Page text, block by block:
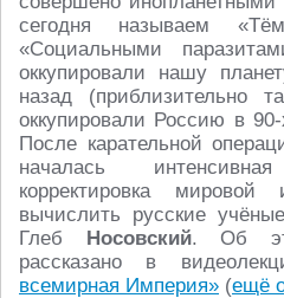
сегодня называем
«Социальными
оккупировали нашу
назад (приблизительно
оккупировали Россию в
После карательной
началась
корректировка
вычислить русские
Глеб Носовский. Об
рассказано в
всемирная Империя» (ещё